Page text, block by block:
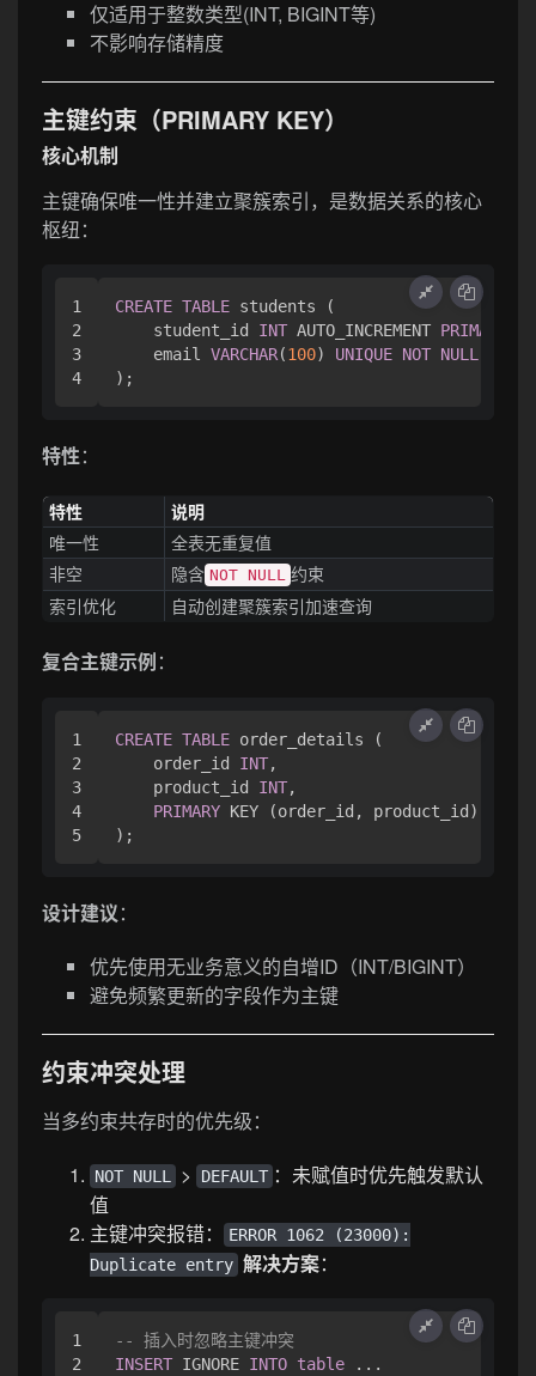
仅适用于整数类型(INT, BIGINT等)
不影响存储精度
主键约束（PRIMARY KEY）
核心机制
主键确保唯一性并建立聚簇索引，是数据关系的核心
枢纽：
1
2
3
CREATE TABLE students (
    student_id
INT AUTO_INCREMENT PRIMARY
    email
VARCHAR(100) UNIQUE NOT NULL
特性：
特性
说明
唯一性
全表无重复值
非空
隐含 NOT NULL 约束
索引优化
自动创建聚簇索引加速查询
复合主键示例：
1
2
3
4
CREATE TABLE order_details (
    order_id
INT,
    product_id
INT,
PRIMARY KEY (order_id, product_id)
设计建议：
优先使用无业务意义的自增ID（INT/BIGINT）
避免频繁更新的字段作为主键
约束冲突处理
当多约束共存时的优先级：
NOT NULL > DEFAULT ：未赋值时优先触发默认
值
主键冲突报错：
ERROR 1062 (23000):
Duplicate entry 解决方案：
1
2
-- 插入时忽略主键冲突
INSERT IGNORE INTO table